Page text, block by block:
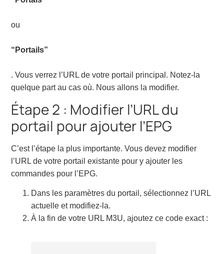
ou
“Portails”
. Vous verrez l’URL de votre portail principal. Notez-la
quelque part au cas où. Nous allons la modifier.
Étape 2 : Modifier l’URL du
portail pour ajouter l’EPG
C’est l’étape la plus importante. Vous devez modifier
l’URL de votre portail existante pour y ajouter les
commandes pour l’EPG.
Dans les paramètres du portail, sélectionnez l’URL
actuelle et modifiez-la.
À la fin de votre URL M3U, ajoutez ce code exact :